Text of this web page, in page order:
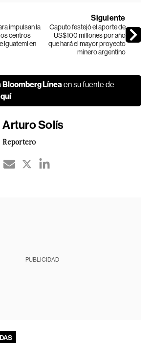
impulsan la
centros
Iguatemi en
Siguiente
Caputo festejó el aporte de
US$100 millones por año
que hará el mayor proyecto
minero argentino
Bloomberg Líneaen su fuente de
Arturo Solís
Reportero
PUBLICIDAD